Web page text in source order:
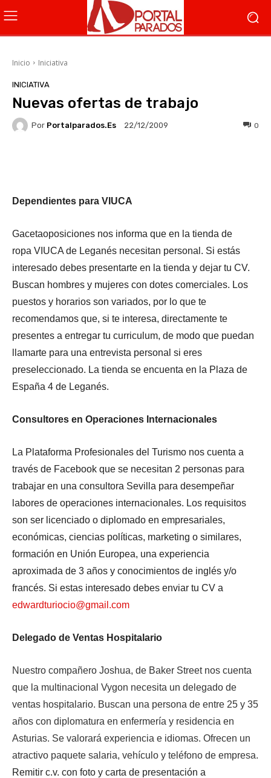
Inicio Iniciativa
INICIATIVA
Nuevas ofertas de trabajo
Por Portalparados.es 22/12/2009 0
Dependientes para VIUCA
Gacetaoposiciones nos informa que en la tienda de
ropa VIUCA de Leganés necesitan personal. Si estás
interesado debes presentarte en la tienda y dejar tu CV.
Buscan hombres y mujeres con dotes comerciales. Los
puestos y horarios son variados, por lo que te
recomendamos que, si te interesa, directamente te
presentes a entregar tu curriculum, de modo que puedan
llamarte para una entrevista personal si eres
preseleccionado. La tienda se encuenta en la Plaza de
España 4 de Leganés.
Consultores en Operaciones Internacionales
La Plataforma Profesionales del Turismo nos cuenta a
través de Facebook que se necesitan 2 personas para
trabajar en una consultora Sevilla para desempeñar
labores de operaciones internacionales. Los requisitos
son ser licenciado o diplomado en empresariales,
económicas, ciencias políticas, marketing o similares,
formación en Unión Europea, una experiencia
aproximada de 3 años y conocimientos de inglés y/o
francés. Si estas interesado debes enviar tu CV a
edwardturiocio@gmail.com
Delegado de Ventas Hospitalario
Nuestro compañero Joshua, de Baker Street nos cuenta
que la multinacional Vygon necesita un delegado de
ventas hospitalario. Buscan una persona de entre 25 y 35
años con diplomatura en enfermería y residencia en
Asturias. Se valorará experiencia e idiomas. Ofrecen un
atractivo paquete salaria, vehículo y teléfono de empresa.
Remitir c.v. con foto y carta de presentación a